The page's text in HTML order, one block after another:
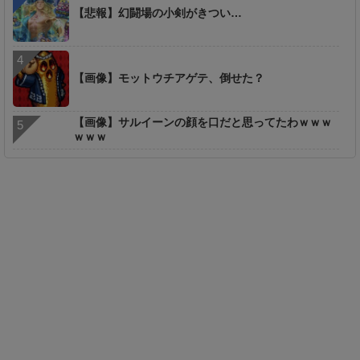
【悲報】幻闘場の小剣がきつい…
【画像】モットウチアゲテ、倒せた？
【画像】サルイーンの顔を口だと思ってたわｗｗｗ
ｗｗｗ